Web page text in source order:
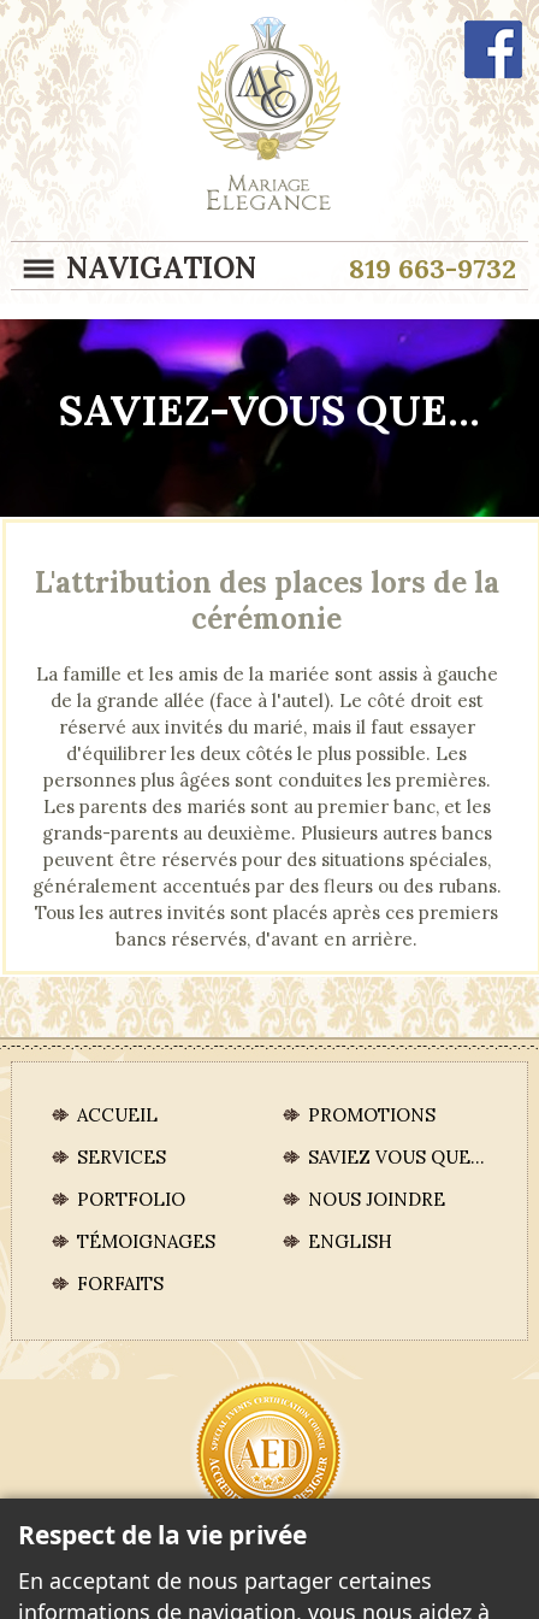
NAVIGATION 819 663-9732
SAVIEZ-VOUS QUE...
L'attribution des places lors de la
cérémonie
La famille et les amis de la mariée sont assis à gauche
de la grande allée (face à l'autel). Le côté droit est
réservé aux invités du marié, mais il faut essayer
d'équilibrer les deux côtés le plus possible. Les
personnes plus âgées sont conduites les premières.
Les parents des mariés sont au premier banc, et les
grands-parents au deuxième. Plusieurs autres bancs
peuvent être réservés pour des situations spéciales,
généralement accentués par des fleurs ou des rubans.
Tous les autres invités sont placés après ces premiers
bancs réservés, d'avant en arrière.
ACCUEIL
SERVICES
PORTFOLIO
TÉMOIGNAGES
FORFAITS
PROMOTIONS
SAVIEZ VOUS QUE...
NOUS JOINDRE
ENGLISH
CONCEPTEUR D'ÉVÉNEMENT ACCRÉDITÉ
Prenez rendez-vous
Respect de la vie privée
En acceptant de nous partager certaines
informations de navigation, vous nous aidez à